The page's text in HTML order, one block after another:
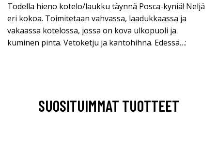
Todella hieno kotelo/laukku täynnä Posca-kyniä! Neljä
eri kokoa. Toimitetaan vahvassa, laadukkaassa ja
vakaassa kotelossa, jossa on kova ulkopuoli ja
kuminen pinta. Vetoketju ja kantohihna. Edessä…:
SUOSITUIMMAT TUOTTEET